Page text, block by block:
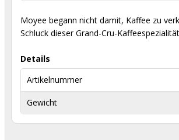
Moyee begann nicht damit, Kaffee zu
Schluck dieser Grand-Cru-
Details
Artikelnummer
Gewicht